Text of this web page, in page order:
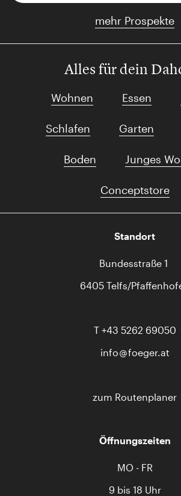
mehr Prospekte
Alles für dein
Wohnen Essen
Schlafen Garten
Boden Junges
Conceptstore
Standort
Bundesstraße 1
6405 Telfs/
T +43 5262 69050
info
foeger.at
zum Routenplaner
Öffnungszeiten
MO - FR
9 bis 18 Uhr